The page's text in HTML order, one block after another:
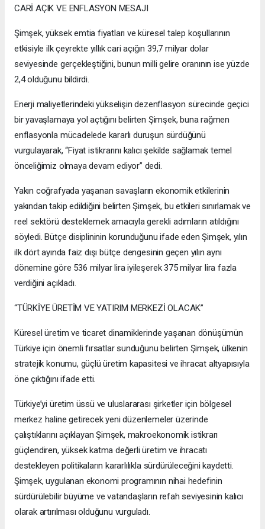
CARİ AÇIK VE ENFLASYON MESAJI
Şimşek, yüksek emtia fiyatları ve küresel talep koşullarının
etkisiyle ilk çeyrekte yıllık cari açığın 39,7 milyar dolar
seviyesinde gerçekleştiğini, bunun milli gelire oranının ise yüzde
2,4 olduğunu bildirdi.
Enerji maliyetlerindeki yükselişin dezenflasyon sürecinde geçici
bir yavaşlamaya yol açtığını belirten Şimşek, buna rağmen
enflasyonla mücadelede kararlı duruşun sürdüğünü
vurgulayarak, “Fiyat istikrarını kalıcı şekilde sağlamak temel
önceliğimiz olmaya devam ediyor” dedi.
Yakın coğrafyada yaşanan savaşların ekonomik etkilerinin
yakından takip edildiğini belirten Şimşek, bu etkileri sınırlamak ve
reel sektörü desteklemek amacıyla gerekli adımların atıldığını
söyledi. Bütçe disiplininin korunduğunu ifade eden Şimşek, yılın
ilk dört ayında faiz dışı bütçe dengesinin geçen yılın aynı
dönemine göre 536 milyar lira iyileşerek 375 milyar lira fazla
verdiğini açıkladı.
“TÜRKİYE ÜRETİM VE YATIRIM MERKEZİ OLACAK”
Küresel üretim ve ticaret dinamiklerinde yaşanan dönüşümün
Türkiye için önemli fırsatlar sunduğunu belirten Şimşek, ülkenin
stratejik konumu, güçlü üretim kapasitesi ve ihracat altyapısıyla
öne çıktığını ifade etti.
Türkiye’yi üretim üssü ve uluslararası şirketler için bölgesel
merkez haline getirecek yeni düzenlemeler üzerinde
çalıştıklarını açıklayan Şimşek, makroekonomik istikrarı
güçlendiren, yüksek katma değerli üretim ve ihracatı
destekleyen politikaların kararlılıkla sürdürüleceğini kaydetti.
Şimşek, uygulanan ekonomi programının nihai hedefinin
sürdürülebilir büyüme ve vatandaşların refah seviyesinin kalıcı
olarak artırılması olduğunu vurguladı.